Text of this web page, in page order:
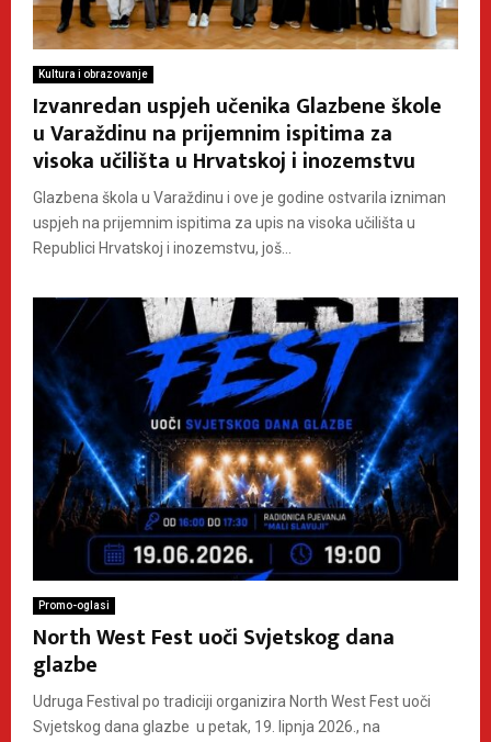
Kultura i obrazovanje
Izvanredan uspjeh učenika Glazbene škole
u Varaždinu na prijemnim ispitima za
visoka učilišta u Hrvatskoj i inozemstvu
Glazbena škola u Varaždinu i ove je godine ostvarila izniman
uspjeh na prijemnim ispitima za upis na visoka učilišta u
Republici Hrvatskoj i inozemstvu, još...
Promo-oglasi
North West Fest uoči Svjetskog dana
glazbe
Udruga Festival po tradiciji organizira North West Fest uoči
Svjetskog dana glazbe u petak, 19. lipnja 2026., na